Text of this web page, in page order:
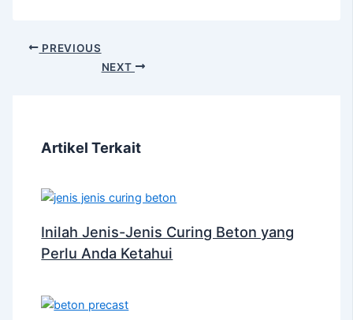
PREVIOUS
NEXT
Artikel Terkait
Inilah Jenis-Jenis Curing Beton yang
Perlu Anda Ketahui